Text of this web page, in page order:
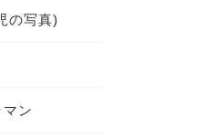
の写真)
ン